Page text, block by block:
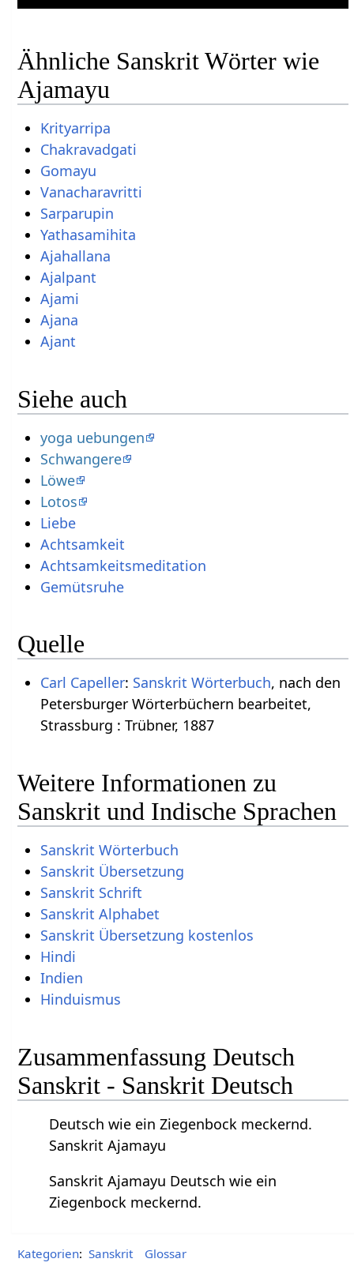
Ähnliche Sanskrit Wörter wie
Ajamayu
Krityarripa
Chakravadgati
Gomayu
Vanacharavritti
Sarparupin
Yathasamihita
Ajahallana
Ajalpant
Ajami
Ajana
Ajant
Siehe auch
yoga uebungen
Schwangere
Löwe
Lotos
Liebe
Achtsamkeit
Achtsamkeitsmeditation
Gemütsruhe
Quelle
Carl Capeller: Sanskrit Wörterbuch, nach den
Petersburger Wörterbüchern bearbeitet,
Strassburg : Trübner, 1887
Weitere Informationen zu
Sanskrit und Indische Sprachen
Sanskrit Wörterbuch
Sanskrit Übersetzung
Sanskrit Schrift
Sanskrit Alphabet
Sanskrit Übersetzung kostenlos
Hindi
Indien
Hinduismus
Zusammenfassung Deutsch
Sanskrit - Sanskrit Deutsch
Deutsch wie ein Ziegenbock meckernd.
Sanskrit Ajamayu
Sanskrit Ajamayu Deutsch wie ein
Ziegenbock meckernd.
Kategorien: Sanskrit Glossar